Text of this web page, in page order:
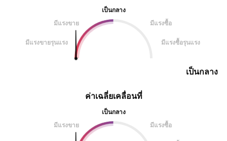
เป็นกลาง
มีแรงขาย
มีแรงซื้อ
มีแรงขายรุนแรง มีแรงซื้อรุนแรง
เป็นกลาง
ค่าเฉลี่ยเคลื่อนที่
เป็นกลาง
มีแรงขาย
มีแรงซื้อ